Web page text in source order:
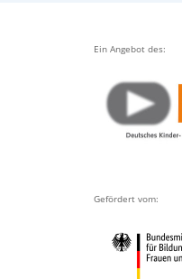
Ein Angebot des:
Gefördert vom: